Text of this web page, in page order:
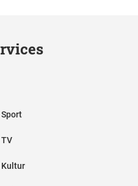
Sport
TV
Kultur